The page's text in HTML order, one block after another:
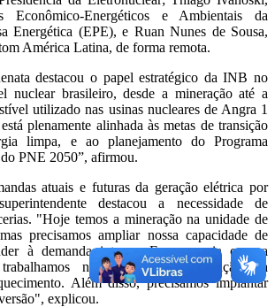
Econômico-Energéticos e Ambientais da
Energética (EPE), e Ruan Nunes de Sousa,
América Latina, de forma remota.
destacou o papel estratégico da INB no
nuclear brasileiro, desde a mineração até a
utilizado nas usinas nucleares de Angra 1
plenamente alinhada às metas de transição
limpa, e ao planejamento do Programa
PNE 2050”, afirmou.
atuais e futuras da geração elétrica por
destacou a necessidade de
"Hoje temos a mineração na unidade de
precisamos ampliar nossa capacidade de
à demanda interna. Em parceria com a
no projeto de ampliação da
Além disso, precisamos implantar
explicou.